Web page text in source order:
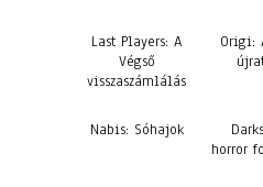
Last Players: A
Végső
visszaszámlálás
Origi:
Nabis: Sóhajok
horror